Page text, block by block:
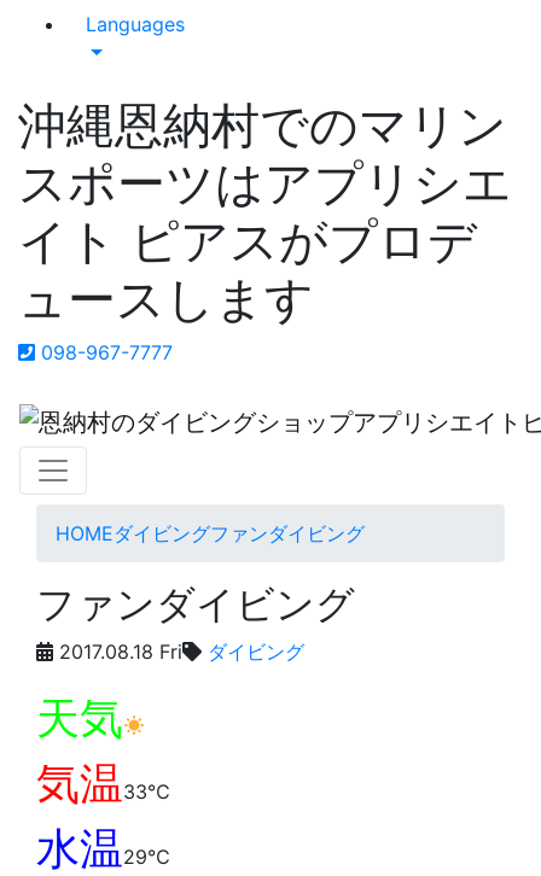
Languages
沖縄恩納村でのマリン
スポーツはアプリシエ
イト ピアスがプロデ
ュースします
098-967-7777
HOMEダイビングファンダイビング
ファンダイビング
2017.08.18 Fri ダイビング
天気
気温 33℃
水温 29℃